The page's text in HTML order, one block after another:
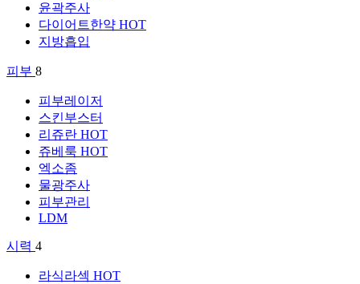
윤곽주사
다이어트한약 HOT
지방흡입
피부 8
피부레이저
스킨부스터
리쥬란 HOT
쥬베룩 HOT
엑소좀
물광주사
피부관리
LDM
시력 4
라식라섹 HOT